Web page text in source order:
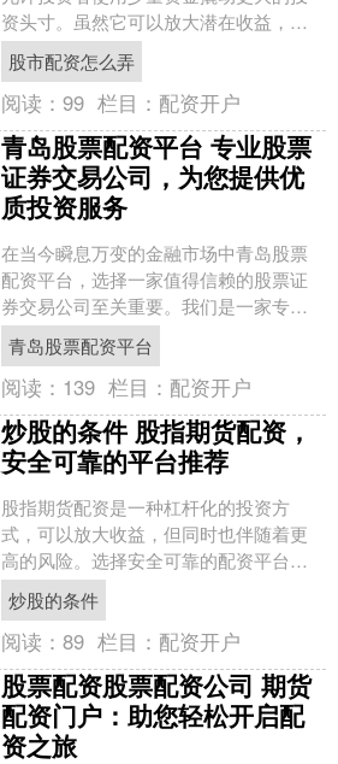
资头寸。虽然它可以放大潜在收益，但
它也带来了更高的风险。 选择一家可靠
的杭州期货配资公司至关....
股市配资怎么弄
阅读：99 栏目： 配资开户
青岛股票配资平台 专业股票
证券交易公司，为您提供优
质投资服务
在当今瞬息万变的金融市场中青岛股票
配资平台，选择一家值得信赖的股票证
券交易公司至关重要。我们是一家专业
且经验丰富的公司，致力于为客户提供
优质的投资服务。 这些平....
青岛股票配资平台
阅读： 139 栏目： 配资开户
炒股的条件 股指期货配资，
安全可靠的平台推荐
股指期货配资是一种杠杆化的投资方
式，可以放大收益，但同时也伴随着更
高的风险。选择安全可靠的配资平台至
关重要。以下是一些值得推荐的平台：
选择配资炒股网站时，投资....
炒股的条件
阅读：89 栏目： 配资开户
股票配资股票配资公司 期货
配资门户：助您轻松开启配
资之旅